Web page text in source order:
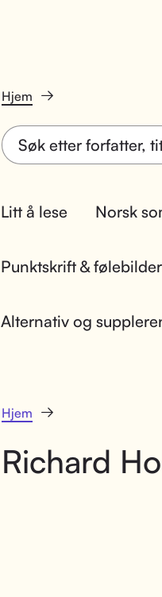
Hjem
Litt å lese Norsk
Punktskrift & følebilder
Alternativ og
Hjem
Richard